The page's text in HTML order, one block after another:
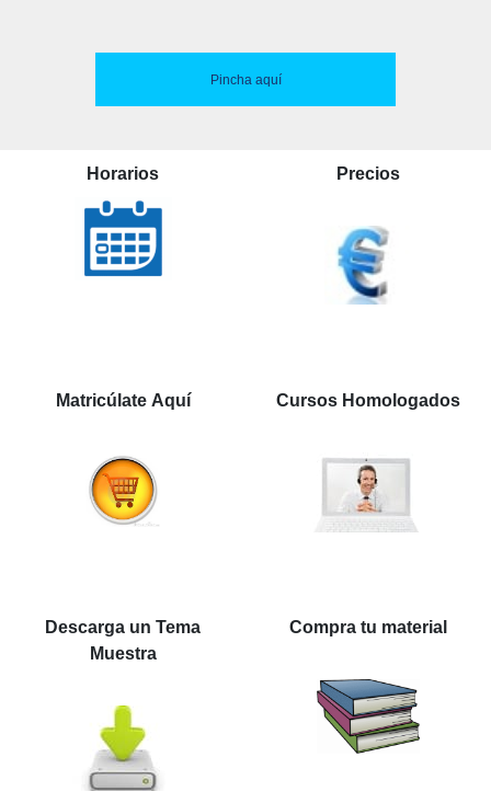
Pincha aquí
Horarios Precios
Matricúlate Aquí Cursos Homologados
Descarga un Tema
Muestra
Compra tu material